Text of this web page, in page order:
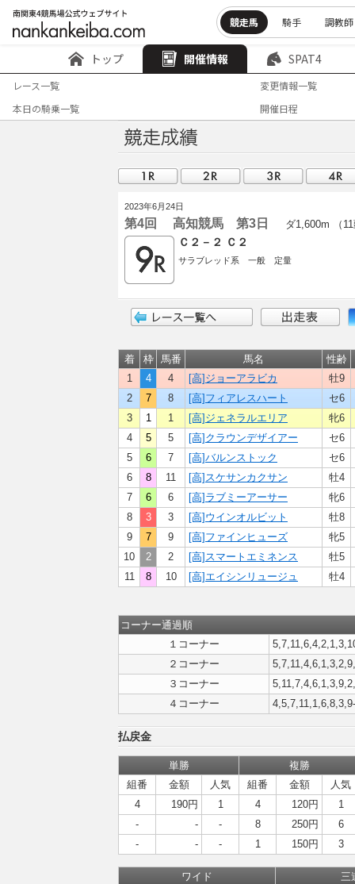
競走馬 騎手 調教師
トップ 開催情報 SPAT4
レース一覧
変更情報一覧
本日の騎乗一覧
開催日程
2023年6月24日
第4回 高知競馬 第3日 ダ1,600m （
Ｃ２－２ Ｃ２
サラブレッド系 一般 定量
着 枠 馬番 馬名
性齢
1
4 4 [高]ジョーアラビカ
牡9
2
7 8 [高]フィアレスハート
セ6
3
1 1 [高]ジェネラルエリア
牝6
4
5 5 [高]クラウンデザイアー
セ6
5
6 7 [高]バルンストック
セ6
6
8 11 [高]スケサンカクサン
牡4
7
6 6 [高]ラブミーアーサー
牝6
8
3 3 [高]ウインオルビット
牡8
9
7 9 [高]ファインヒューズ
牝5
10
2 2 [高]スマートエミネンス
牡5
11
8 10 [高]エイシンリュージュ 牡4
コーナー通過順
１コーナー
２コーナー
３コーナー
４コーナー
払戻金
単勝
複勝
組番
金額 人気 組番 金額
人気
4
190円 1 4 120円
1
-
- - 8 250円
6
-
- - 1 150円 3
ワイド
三